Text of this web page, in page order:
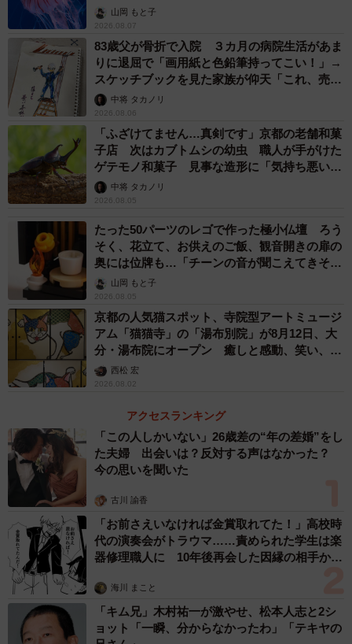
ごい」山岡 もと子
2026.08.07
83歳父が骨折で入院 ３カ月の病院生活があま
りに退屈で「画用紙と色鉛筆持ってこい！」→
スケッチブックを見た家族が仰天「これ、売れ
ますよ…」
中将 タカノリ
2026.08.06
「ふざけてません…真剣です」京都の老舗和菓
子店 次はカブトムシの幼虫 職人が手がけた
ゲテモノ和菓子 見事な造形に「気持ち悪いく
らいリアル」
中将 タカノリ
2026.08.05
たった50パーツのレゴで作った極小仏壇 ろう
そく、花立て、お供えのご飯、観音開きの扉の
奥には位牌も…「チーンの音が聞こえてきそ
う」山岡 もと子
2026.08.05
京都の人気猫スポット、寺院型アートミュージ
アム「猫猫寺」の「湯布別院」が8月12日、大
分・湯布院にオープン 癒しと感動、笑い、そ
して開運も 見どころなどをインタビュー
西松 宏
2026.08.02
アクセスランキング
「この人しかいない」26歳差の“年の差婚”をし
た夫婦 出会いは？反対する声はなかった？
今の思いを聞いた
古川 諭香
「お前さえいなければ金賞取れてた！」高校時
代の演奏会がトラウマ……責められた学生は楽
器修理職人に 10年後再会した因縁の相手から
海川 まこと
「キム兄」木村祐一が激やせ、松本人志と2シ
ョット「一瞬、分からなかったわ」「テキヤの